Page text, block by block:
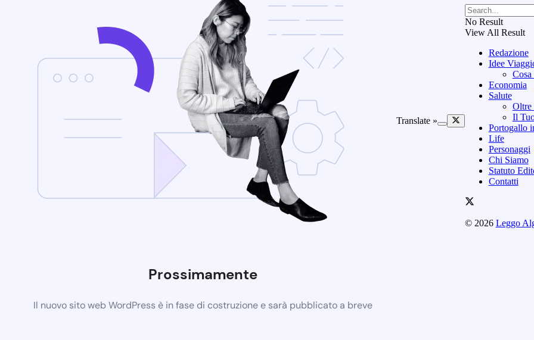
Prossimamente
Il nuovo sito web WordPress è in fase di costruzione e sarà pubblicato a breve
Translate »
No Result
View All Result
Redazione
Idee
Economia
Salute
Oltre
Il
Portogallo
Life
Personaggi
Chi Siamo
Statuto
Contatti
© 2026 Leggo